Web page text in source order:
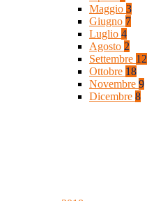
Maggio 3
Giugno 7
Luglio 4
Agosto 2
Settembre 12
Ottobre 18
Novembre 9
Dicembre 8